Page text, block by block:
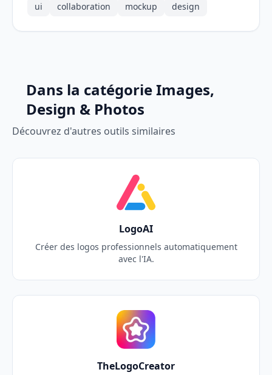
ui collaboration mockup design
Dans la catégorie Images,
Design & Photos
Découvrez d'autres outils similaires
LogoAI
Créer des logos professionnels automatiquement
avec l'IA.
TheLogoCreator